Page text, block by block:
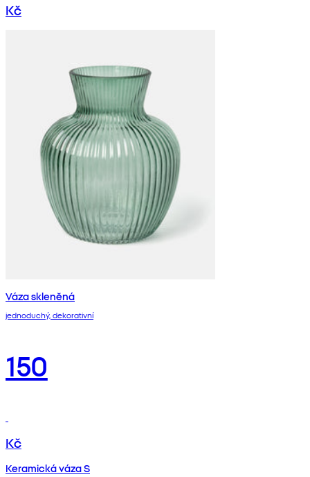
Kč
Váza skleněná
jednoduchý, dekorativní
150
Kč
Keramická váza S